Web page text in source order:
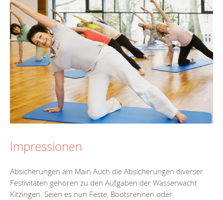
Impressionen
Absicherungen am Main Auch die Absicherungen diverser
Festivitäten gehören zu den Aufgaben der Wasserwacht
Kitzingen. Seien es nun Feste, Bootsrennen oder